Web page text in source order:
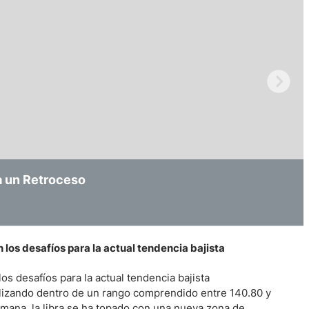
un Retroceso
El precio consolida las Ganancias
previos a la pandemia
los desafíos para la actual tendencia bajista
desafíos para la actual tendencia bajista
dentro de un rango comprendido entre 140.80 y